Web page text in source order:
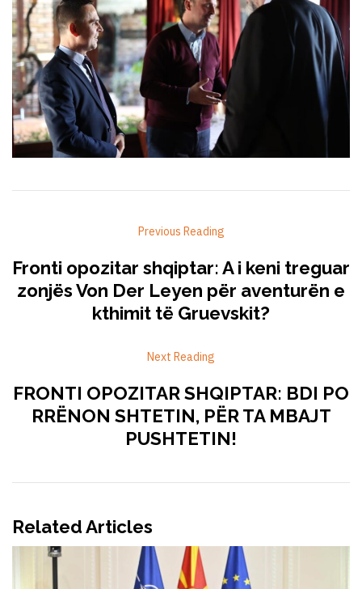
Previous Reading
Fronti opozitar shqiptar: A i keni treguar
zonjës Von Der Leyen për aventurën e
kthimit të Gruevskit?
Next Reading
FRONTI OPOZITAR SHQIPTAR: BDI PO
RRËNON SHTETIN, PËR TA MBAJT
PUSHTETIN!
Related Articles